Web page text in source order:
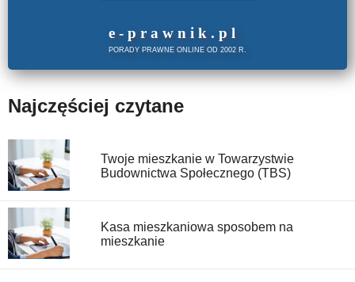
e -prawnik . pl
PORADY PRAWNE ONLINE OD 2002 R.
Najczęściej czytane
Twoje mieszkanie w Towarzystwie
Budownictwa Społecznego (TBS)
Kasa mieszkaniowa sposobem na
mieszkanie